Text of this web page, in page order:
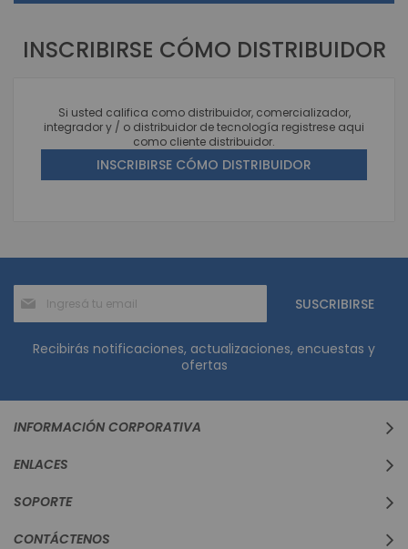
INSCRIBIRSE CÓMO DISTRIBUIDOR
Si usted califica como distribuidor, comercializador,
integrador y / o distribuidor de tecnología registrese aqui
como cliente distribuidor.
INSCRIBIRSE CÓMO DISTRIBUIDOR
al
boletín
informativo:
SUSCRIBIRSE
Recibirás notificaciones, actualizaciones, encuestas y
ofertas
INFORMACIÓN CORPORATIVA
ENLACES
SOPORTE
CONTÁCTENOS